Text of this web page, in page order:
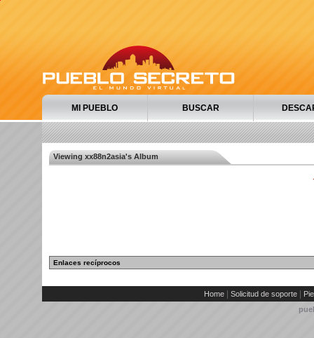
MI PUEBLO BUSCAR
Viewing xx88n2asia's Album
Enlaces recíprocos
Home Solicitud de soporte